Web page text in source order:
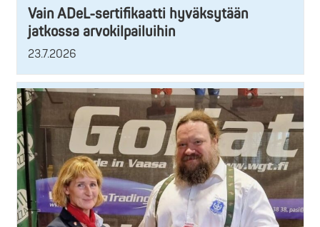
Vain ADeL-sertifikaatti hyväksytään
jatkossa arvokilpailuihin
23.7.2026